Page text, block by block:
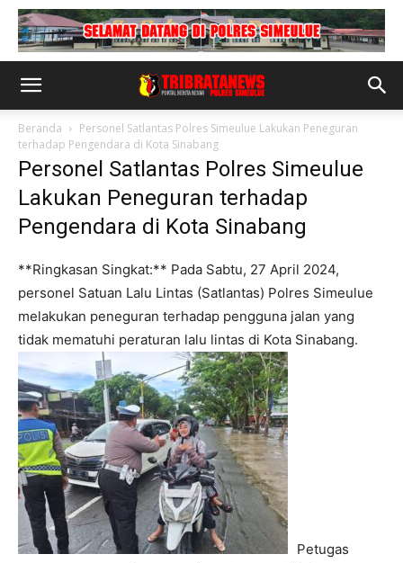
Beranda
Personel Satlantas Polres Simeulue Lakukan Peneguran
terhadap Pengendara di Kota Sinabang
Personel Satlantas Polres Simeulue
Lakukan Peneguran terhadap
Pengendara di Kota Sinabang
**Ringkasan Singkat:** Pada Sabtu, 27 April 2024,
personel Satuan Lalu Lintas (Satlantas) Polres Simeulue
melakukan peneguran terhadap pengguna jalan yang
tidak mematuhi peraturan lalu lintas di Kota Sinabang.
Petugas